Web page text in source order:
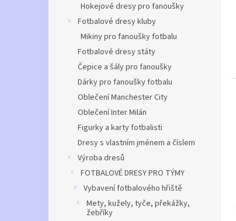
Hokejové dresy pro fanoušky
Fotbalové dresy kluby
Mikiny pro fanoušky fotbalu
Fotbalové dresy státy
Čepice a šály pro fanoušky
Dárky pro fanoušky fotbalu
Oblečení Manchester City
Oblečení Inter Milán
Figurky a karty fotbalisti
Dresy s vlastním jménem a číslem
Výroba dresů
FOTBALOVÉ DRESY PRO TÝMY
Vybavení fotbalového hřiště
Mety, kužely, tyče, překážky,
žebříky